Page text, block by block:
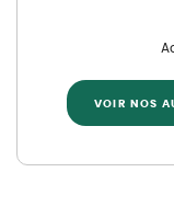
VOIR NOS